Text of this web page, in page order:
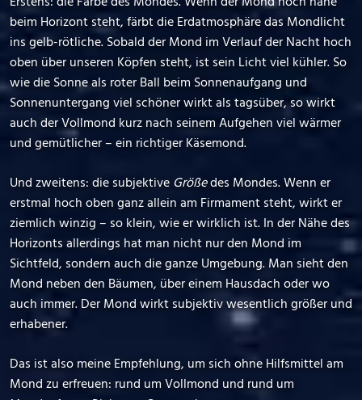
beim Horizont steht, färbt die Erdatmosphäre das Mondlicht
ins gelb-rötliche. Sobald der Mond im Verlauf der Nacht hoch
oben über unseren Köpfen steht, ist sein Licht viel kühler. So
wie die Sonne als roter Ball beim Sonnenaufgang und
Sonnenuntergang viel schöner wirkt als tagsüber, so wirkt
auch der Vollmond kurz nach seinem Aufgehen viel wärmer
und gemütlicher – ein richtiger Käsemond.
Und zweitens: die subjektive Größedes Mondes. Wenn er
erstmal hoch oben ganz allein am Firmament steht, wirkt er
ziemlich winzig – so klein, wie er wirklich ist. In der Nähe des
Horizonts allerdings hat man nicht nur den Mond im
Sichtfeld, sondern auch die ganze Umgebung. Man sieht den
Mond neben den Bäumen, über einem Hausdach oder wo
auch immer. Der Mond wirkt subjektiv wesentlich größer und
erhabener.
Das ist also meine Empfehlung, um sich ohne Hilfsmittel am
Mond zu erfreuen: rund um Vollmond und rund um